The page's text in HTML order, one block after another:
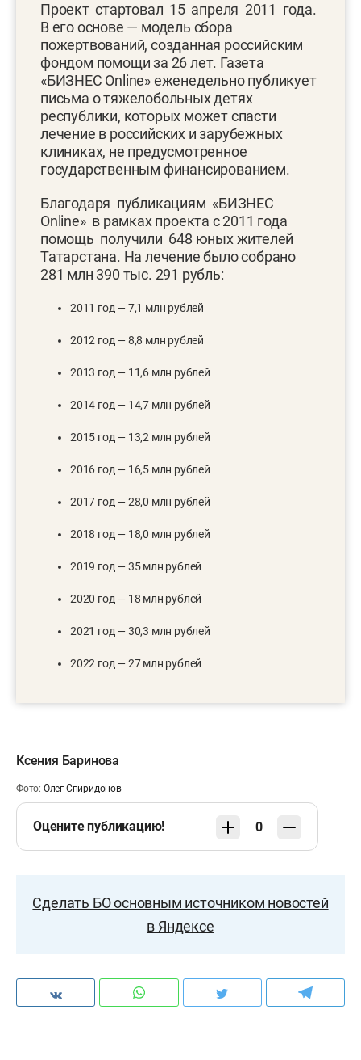
Проект стартовал 15 апреля 2011 года.
В его основе — модель сбора
пожертвований, созданная российским
фондом помощи за 26 лет. Газета
«БИЗНЕС Online» еженедельно публикует
письма о тяжелобольных детях
республики, которых может спасти
лечение в российских и зарубежных
клиниках, не предусмотренное
государственным финансированием.
Благодаря публикациям «БИЗНЕС
Online» в рамках проекта с 2011 года
помощь получили 648 юных жителей
Татарстана. На лечение было собрано
281 млн 390 тыс. 291 рубль:
2011 год — 7,1 млн рублей
2012 год — 8,8 млн рублей
2013 год — 11,6 млн рублей
2014 год — 14,7 млн рублей
2015 год — 13,2 млн рублей
2016 год — 16,5 млн рублей
2017 год — 28,0 млн рублей
2018 год — 18,0 млн рублей
2019 год — 35 млн рублей
2020 год — 18 млн рублей
2021 год — 30,3 млн рублей
2022 год — 27 млн рублей
Ксения Баринова
Фото: Олег Спиридонов
Оцените публикацию! 0
Сделать БО основным источником новостей
в Яндексе